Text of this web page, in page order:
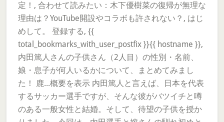
定！, 合わせて読みたい：木下優樹菜の復帰が無理な
理由は？YouTube開設やコラボも許されない？, はじ
めして。 登録する, {{
total_bookmarks_with_user_postfix }}{{ hostname }},
内田篤人さんの子供さん（2人目）の性別・名前、
娘・息子が何人いるかについて、まとめてみまし
た！ 鹿...概要を表示 内田篤人と言えば、日本を代表
するサッカー選手ですが、そんな彼がバツイチと噂
のある一般女性と結婚。そして、待望の子供を授か